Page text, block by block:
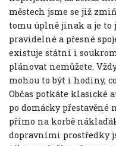
městech jsme se již
tomu úplně jinak a je to
pravidelné a přesné
existuje státní i
plánovat nemůžete.
mohou to být i hodiny,
Občas potkáte klasické
po domácky přestavěné
přímo na korbě
dopravními prostředky